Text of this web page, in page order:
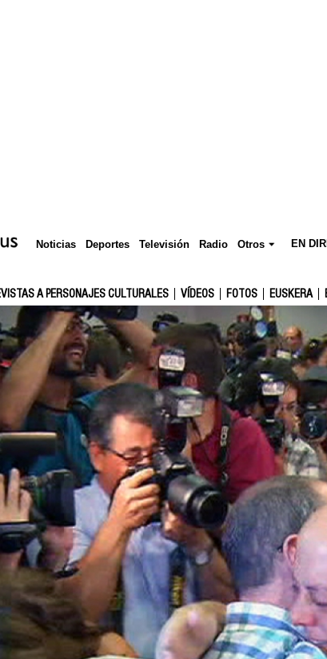
Noticias Deportes Televisión Radio Otros EN
A PERSONAJES CULTURALES VÍDEOS FOTOS EUSKERA